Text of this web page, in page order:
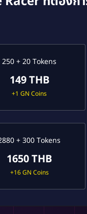
250 + 20 Tokens
149 THB
+1 GN Coins
+ 300 Tokens
1650 THB
+16 GN Coins